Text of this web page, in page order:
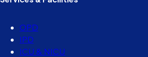
OPD
IPD
ICU & NICU